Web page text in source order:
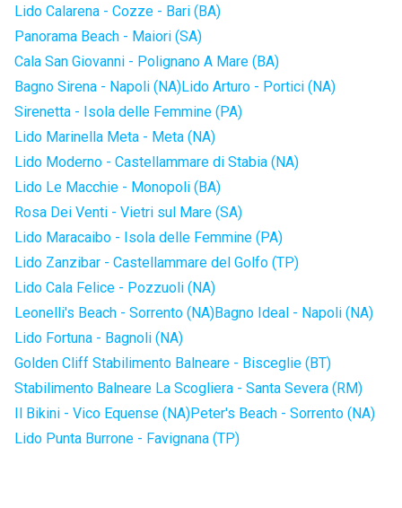
Lido Calarena - Cozze - Bari (BA)
Panorama Beach - Maiori (SA)
Cala San Giovanni - Polignano A Mare (BA)
Bagno Sirena - Napoli (NA)Lido Arturo - Portici (NA)
Sirenetta - Isola delle Femmine (PA)
Lido Marinella Meta - Meta (NA)
Lido Moderno - Castellammare di Stabia (NA)
Lido Le Macchie - Monopoli (BA)
Rosa Dei Venti - Vietri sul Mare (SA)
Lido Maracaibo - Isola delle Femmine (PA)
Lido Zanzibar - Castellammare del Golfo (TP)
Lido Cala Felice - Pozzuoli (NA)
Leonelli's Beach - Sorrento (NA)Bagno Ideal - Napoli (NA)
Lido Fortuna - Bagnoli (NA)
Golden Cliff Stabilimento Balneare - Bisceglie (BT)
Stabilimento Balneare La Scogliera - Santa Severa (RM)
Il Bikini - Vico Equense (NA)Peter's Beach - Sorrento (NA)
Lido Punta Burrone - Favignana (TP)